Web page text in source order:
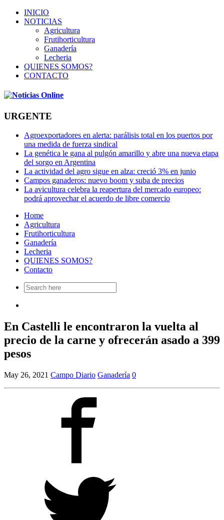
INICIO
NOTICIAS
Agricultura
Frutihorticultura
Ganadería
Lecheria
QUIENES SOMOS?
CONTACTO
URGENTE
Agroexportadores en alerta: parálisis total en los puertos por
una medida de fuerza sindical
La genética le gana al pulgón amarillo y abre una nueva etapa
del sorgo en Argentina
La actividad del agro sigue en alza: creció 3% en junio
Campos ganaderos: nuevo boom y suba de precios
La avicultura celebra la reapertura del mercado europeo:
podrá aprovechar el acuerdo de libre comercio
Home
Agricultura
Frutihorticultura
Ganadería
Lecheria
QUIENES SOMOS?
Contacto
Search
for:
En Castelli le encontraron la vuelta al
precio de la carne y ofrecerán asado a 399
pesos
May 26, 2021 Campo Diario Ganadería 0